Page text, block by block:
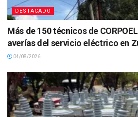
DESTACADO
Más de 150 técnicos de
averías del servicio eléctrico en
04/08/2026